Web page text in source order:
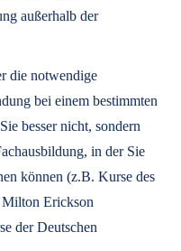
außerhalb der
die notwendige
bei einem bestimmten
besser nicht, sondern
in der Sie
können (z.B. Kurse des
Milton Erickson
der Deutschen